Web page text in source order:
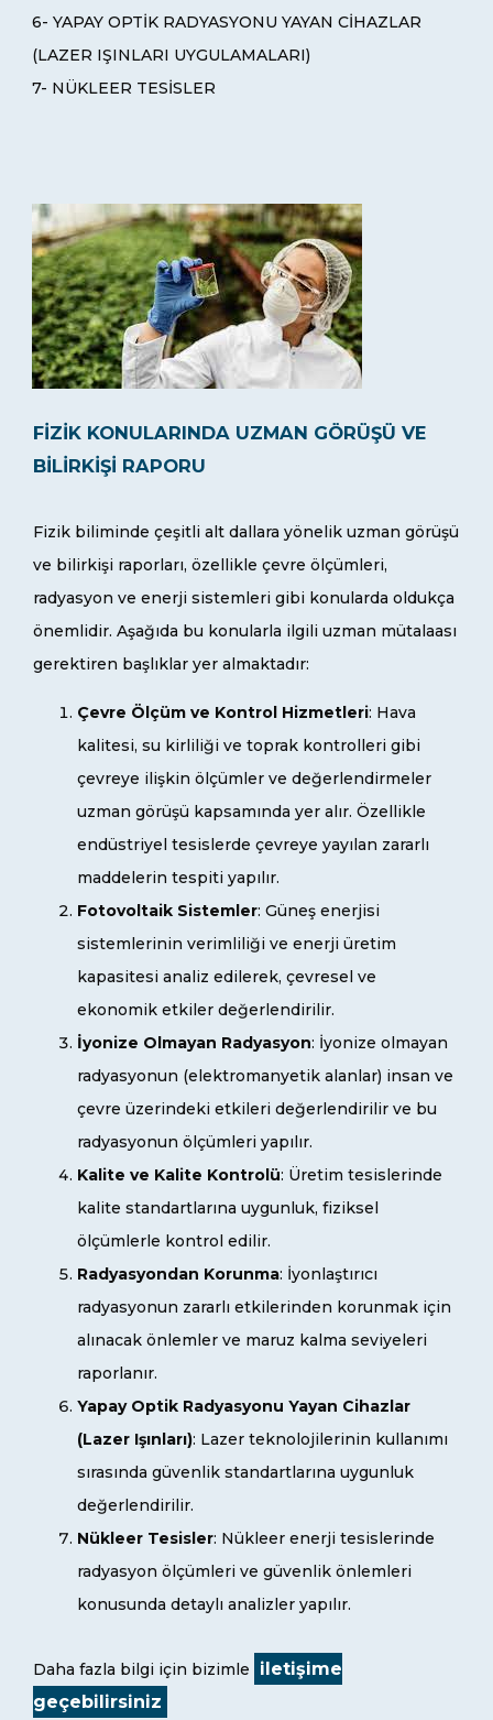
6- YAPAY OPTİK RADYASYONU YAYAN CİHAZLAR
(LAZER IŞINLARI UYGULAMALARI)
7- NÜKLEER TESİSLER
FİZİK KONULARINDA UZMAN GÖRÜŞÜ VE
BİLİRKİŞİ RAPORU
Fizik biliminde çeşitli alt dallara yönelik uzman görüşü
ve bilirkişi raporları, özellikle çevre ölçümleri,
radyasyon ve enerji sistemleri gibi konularda oldukça
önemlidir. Aşağıda bu konularla ilgili uzman mütalaası
gerektiren başlıklar yer almaktadır:
Çevre Ölçüm ve Kontrol Hizmetleri: Hava
kalitesi, su kirliliği ve toprak kontrolleri gibi
çevreye ilişkin ölçümler ve değerlendirmeler
uzman görüşü kapsamında yer alır. Özellikle
endüstriyel tesislerde çevreye yayılan zararlı
maddelerin tespiti yapılır.
Fotovoltaik Sistemler: Güneş enerjisi
sistemlerinin verimliliği ve enerji üretim
kapasitesi analiz edilerek, çevresel ve
ekonomik etkiler değerlendirilir.
İyonize Olmayan Radyasyon: İyonize olmayan
radyasyonun (elektromanyetik alanlar) insan ve
çevre üzerindeki etkileri değerlendirilir ve bu
radyasyonun ölçümleri yapılır.
Kalite ve Kalite Kontrolü: Üretim tesislerinde
kalite standartlarına uygunluk, fiziksel
ölçümlerle kontrol edilir.
Radyasyondan Korunma: İyonlaştırıcı
radyasyonun zararlı etkilerinden korunmak için
alınacak önlemler ve maruz kalma seviyeleri
raporlanır.
Yapay Optik Radyasyonu Yayan Cihazlar
(Lazer Işınları): Lazer teknolojilerinin kullanımı
sırasında güvenlik standartlarına uygunluk
değerlendirilir.
Nükleer Tesisler: Nükleer enerji tesislerinde
radyasyon ölçümleri ve güvenlik önlemleri
konusunda detaylı analizler yapılır.
Daha fazla bilgi için bizimle
iletişime
geçebilirsiniz